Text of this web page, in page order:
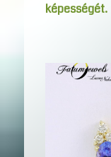
képességét.